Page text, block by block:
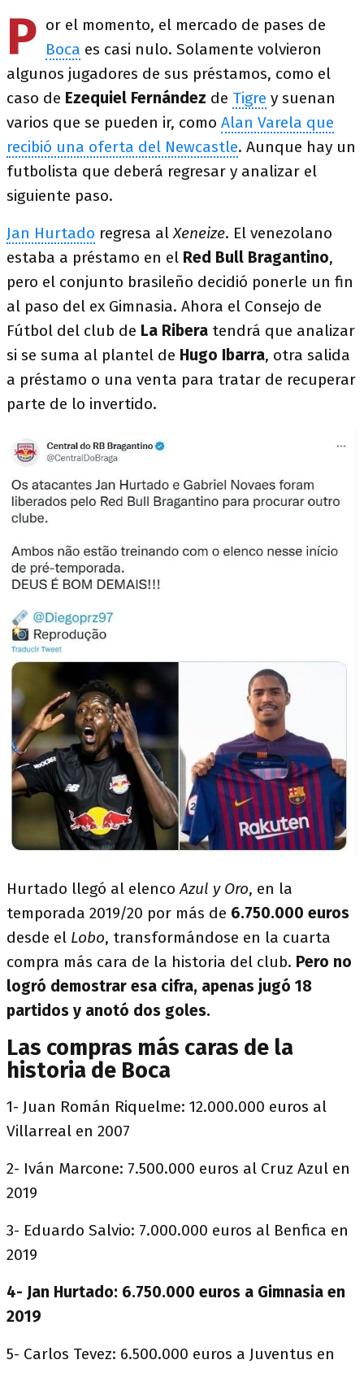
P or el momento, el mercado de pases de
Boca es casi nulo. Solamente volvieron
algunos jugadores de sus préstamos, como el
caso de Ezequiel Fernández de Tigre y suenan
varios que se pueden ir, como Alan Varela que
recibió una oferta del Newcastle. Aunque hay un
futbolista que deberá regresar y analizar el
siguiente paso.
Jan Hurtado regresa alXeneize. El venezolano
estaba a préstamo en el Red Bull Bragantino,
pero el conjunto brasileño decidió ponerle un fin
al paso del ex Gimnasia. Ahora el Consejo de
Fútbol del club de La Ribera tendrá que analizar
si se suma al plantel de Hugo Ibarra, otra salida
a préstamo o una venta para tratar de recuperar
parte de lo invertido.
Hurtado llegó al elencoAzul y Oro, en la
temporada 2019/20 por más de 6.750.000 euros
desde el Lobo, transformándose en la cuarta
compra más cara de la historia del club. Pero no
logró demostrar esa cifra, apenas jugó 18
partidos y anotó dos goles.
Las compras más caras de la
historia de Boca
1- Juan Román Riquelme: 12.000.000 euros al
Villarreal en 2007
2- Iván Marcone: 7.500.000 euros al Cruz Azul en
2019
3- Eduardo Salvio: 7.000.000 euros al Benfica en
2019
4- Jan Hurtado: 6.750.000 euros a Gimnasia en
2019
5- Carlos Tevez: 6.500.000 euros a Juventus en